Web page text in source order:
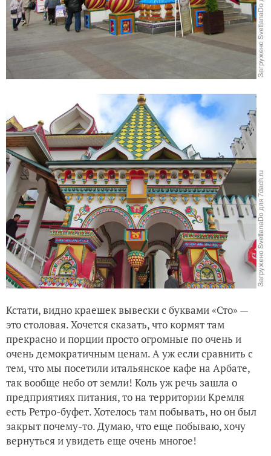
Кстати, видно краешек вывески с буквами «Сто» —
это столовая. Хочется сказать, что кормят там
прекрасно и порции просто огромные по очень и
очень демократичным ценам. А уж если сравнить с
тем, что мы посетили итальянское кафе на Арбате,
так вообще небо от земли! Коль уж речь зашла о
предприятиях питания, то на территории Кремля
есть Ретро-буфет. Хотелось там побывать, но он был
закрыт почему-то. Думаю, что еще побываю, хочу
вернуться и увидеть еще очень многое!